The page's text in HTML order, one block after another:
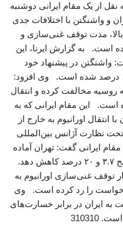
نقل از یک مقام ایرانی دوشنبه
و واشنگتن با اختلافات جدی
مدت توقف غنی‌سازی و
است. به گزارش ایرنا، این
واشنگتن در پیشنهاد خود
خواستار دریافت اورانیوم با غنای ۶۰ درصد شده است. وی افزود:
به روسیه مخالفت کرده و انتقال
است. این مقام ایرانی که به
انتقال اورانیوم به خارج از
نظارت آژانس بین‌المللی
ایرانی گفت: تهران آماده
است، اورانیوم با غنای بالا را به سطح ۳.۷ و ۲۰ درصد کاهش دهد.
توقف غنی‌سازی اورانیوم به
درخواست را رد کرده است. وی
به ایران در برابر خسارت‌های